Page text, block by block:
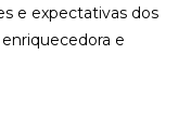
e expectativas dos
e